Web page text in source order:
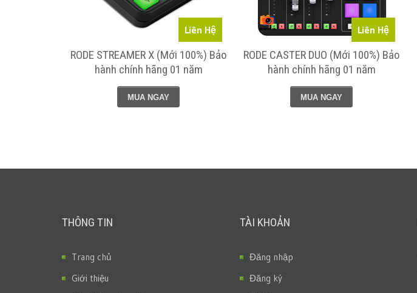
Liên Hệ
RODE STREAMER X (Mới 100%) Bảo
hành chính hãng 01 năm
MUA NGAY
Liên Hệ
RODE CASTER DUO (Mới 100%) Bảo
hành chính hãng 01 năm
MUA NGAY
THÔNG TIN
Trang chủ
Giới thiệu
TÀI KHOẢN
Đăng nhập
Đăng ký